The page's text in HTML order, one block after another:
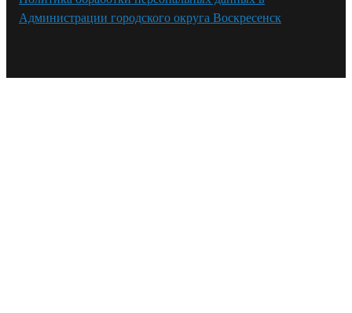
Администрации городского округа Воскресенск